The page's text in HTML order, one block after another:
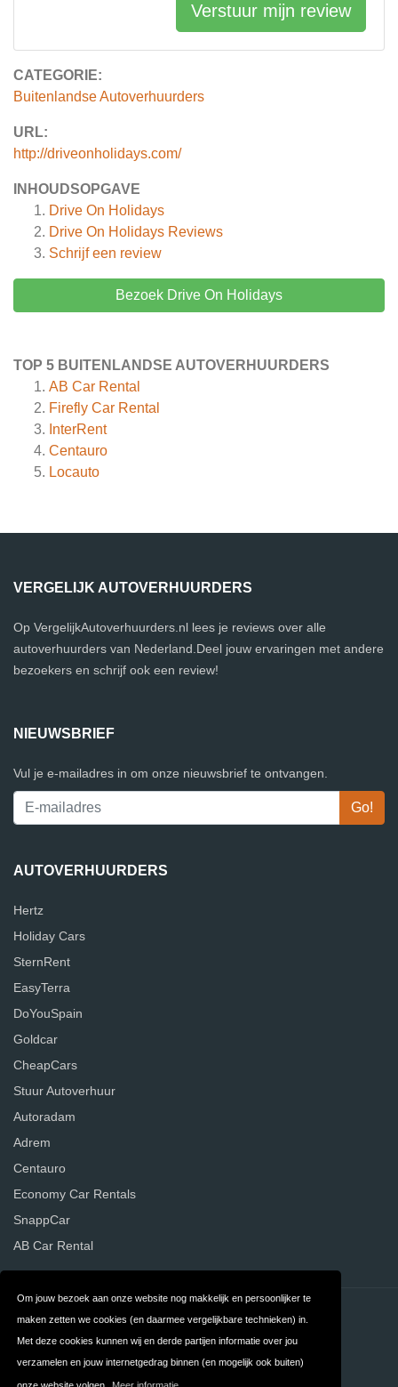
Om jouw bezoek aan onze website nog makkelijk en persoonlijker te
maken zetten we cookies (en daarmee vergelijkbare technieken) in.
Met deze cookies kunnen wij en derde partijen informatie over jou
verzamelen en jouw internetgedrag binnen (en mogelijk ook buiten)
CATEGORIE:
Buitenlandse Autoverhuurders
URL:
http://driveonholidays.com/
INHOUDSOPGAVE
Drive On Holidays
Drive On Holidays Reviews
Schrijf een review
Bezoek Drive On Holidays
TOP 5 BUITENLANDSE AUTOVERHUURDERS
AB Car Rental
Firefly Car Rental
InterRent
Centauro
Locauto
Verstuur mijn review
VERGELIJK AUTOVERHUURDERS
Op VergelijkAutoverhuurders.nl lees je reviews over alle
autoverhuurders van Nederland.Deel jouw ervaringen met andere
bezoekers en schrijf ook een review!
NIEUWSBRIEF
Vul je e-mailadres in om onze nieuwsbrief te ontvangen.
AUTOVERHUURDERS
Hertz
Holiday Cars
SternRent
EasyTerra
DoYouSpain
Goldcar
CheapCars
Stuur Autoverhuur
Autoradam
Adrem
Centauro
Economy Car Rentals
SnappCar
AB Car Rental
Contact Privacy
Algemene FAQ